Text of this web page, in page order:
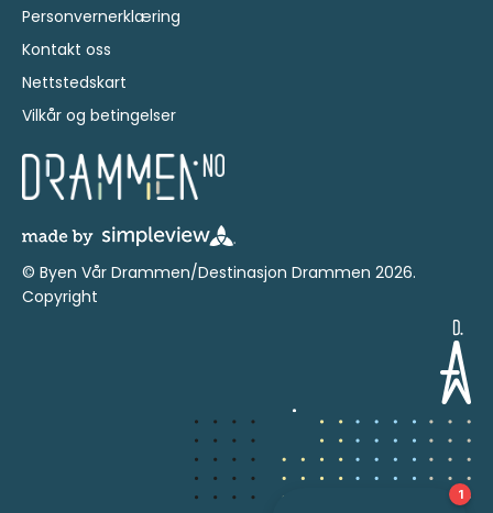
Personvernerklæring
Kontakt oss
Nettstedskart
Vilkår og betingelser
© Byen Vår Drammen/Destinasjon Drammen 2026.
Copyright